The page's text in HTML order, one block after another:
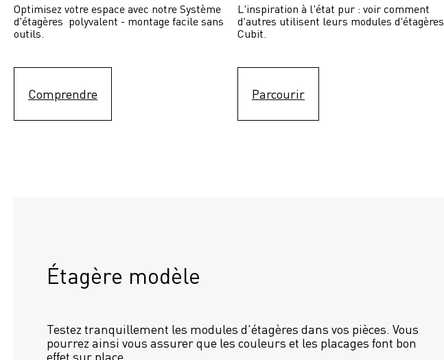
Optimisez votre espace avec notre Système
d'étagères  polyvalent - montage facile sans
outils.
Comprendre
L'inspiration à l'état pur : voir comment
d'autres utilisent leurs modules d'étagères
Cubit.
Parcourir
Étagère modèle
Testez tranquillement les modules d'étagères dans vos pièces. Vous
pourrez ainsi vous assurer que les couleurs et les placages font bon
effet sur place.